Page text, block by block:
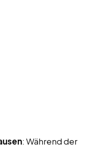
: Während der